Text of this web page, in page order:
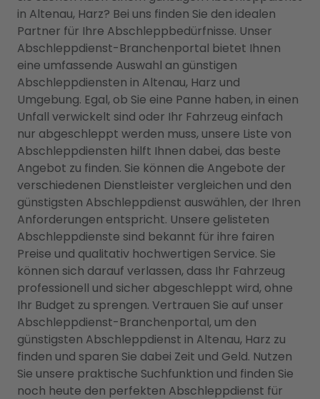
in Altenau, Harz? Bei uns finden Sie den idealen
Partner für Ihre Abschleppbedürfnisse. Unser
Abschleppdienst-Branchenportal bietet Ihnen
eine umfassende Auswahl an günstigen
Abschleppdiensten in Altenau, Harz und
Umgebung. Egal, ob Sie eine Panne haben, in einen
Unfall verwickelt sind oder Ihr Fahrzeug einfach
nur abgeschleppt werden muss, unsere Liste von
Abschleppdiensten hilft Ihnen dabei, das beste
Angebot zu finden. Sie können die Angebote der
verschiedenen Dienstleister vergleichen und den
günstigsten Abschleppdienst auswählen, der Ihren
Anforderungen entspricht. Unsere gelisteten
Abschleppdienste sind bekannt für ihre fairen
Preise und qualitativ hochwertigen Service. Sie
können sich darauf verlassen, dass Ihr Fahrzeug
professionell und sicher abgeschleppt wird, ohne
Ihr Budget zu sprengen. Vertrauen Sie auf unser
Abschleppdienst-Branchenportal, um den
günstigsten Abschleppdienst in Altenau, Harz zu
finden und sparen Sie dabei Zeit und Geld. Nutzen
Sie unsere praktische Suchfunktion und finden Sie
noch heute den perfekten Abschleppdienst für